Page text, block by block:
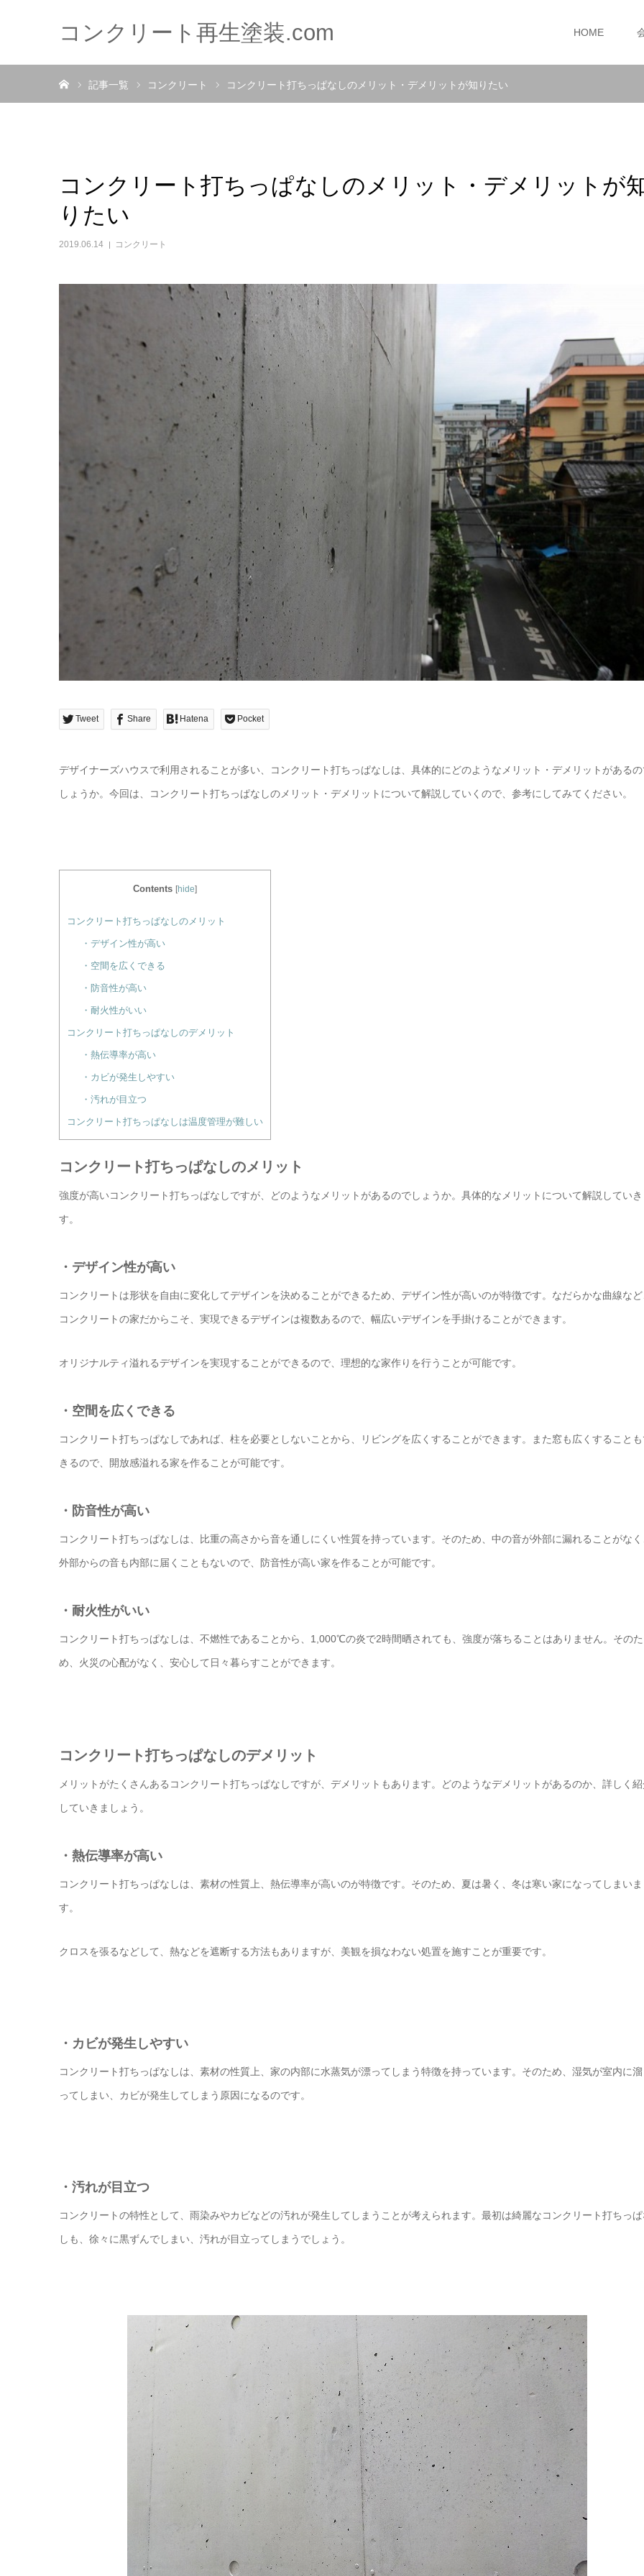
コンクリート再生塗装.com HOME
記事一覧 コンクリート コンクリート打ちっぱなしのメリット・デメリットが知りたい
コンクリート打ちっぱなしのメリット・デメリットが
りたい
2019.06.14 コンクリート
Tweet Share Hatena Pocket
デザイナーズハウスで利用されることが多い、コンクリート打ちっぱなしは、具体的にどのようなメリット・デメリットがある
しょうか。今回は、コンクリート打ちっぱなしのメリット・デメリットについて解説していくので、参考にしてみてください。
Contents [hide]
コンクリート打ちっぱなしのメリット
・デザイン性が高い
・空間を広くできる
・防音性が高い
・耐火性がいい
コンクリート打ちっぱなしのデメリット
・熱伝導率が高い
・カビが発生しやすい
・汚れが目立つ
コンクリート打ちっぱなしは温度管理が難しい
コンクリート打ちっぱなしのメリット
強度が高いコンクリート打ちっぱなしですが、どのようなメリットがあるのでしょうか。具体的なメリットについて解説してい
す。
・デザイン性が高い
コンクリートは形状を自由に変化してデザインを決めることができるため、デザイン性が高いのが特徴です。なだらかな曲線な
コンクリートの家だからこそ、実現できるデザインは複数あるので、幅広いデザインを手掛けることができます。
オリジナルティ溢れるデザインを実現することができるので、理想的な家作りを行うことが可能です。
・空間を広くできる
コンクリート打ちっぱなしであれば、柱を必要としないことから、リビングを広くすることができます。また窓も広くすること
きるので、開放感溢れる家を作ることが可能です。
・防音性が高い
コンクリート打ちっぱなしは、比重の高さから音を通しにくい性質を持っています。そのため、中の音が外部に漏れることがな
外部からの音も内部に届くこともないので、防音性が高い家を作ることが可能です。
・耐火性がいい
コンクリート打ちっぱなしは、不燃性であることから、1,000℃の炎で2時間晒されても、強度が落ちることはありません。そのた
め、火災の心配がなく、安心して日々暮らすことができます。
コンクリート打ちっぱなしのデメリット
メリットがたくさんあるコンクリート打ちっぱなしですが、デメリットもあります。どのようなデメリットがあるのか、詳しく
していきましょう。
・熱伝導率が高い
コンクリート打ちっぱなしは、素材の性質上、熱伝導率が高いのが特徴です。そのため、夏は暑く、冬は寒い家になってしまいま
す。
クロスを張るなどして、熱などを遮断する方法もありますが、美観を損なわない処置を施すことが重要です。
・カビが発生しやすい
コンクリート打ちっぱなしは、素材の性質上、家の内部に水蒸気が漂ってしまう特徴を持っています。そのため、湿気が室内に
ってしまい、カビが発生してしまう原因になるのです。
・汚れが目立つ
コンクリートの特性として、雨染みやカビなどの汚れが発生してしまうことが考えられます。最初は綺麗なコンクリート打ちっ
しも、徐々に黒ずんでしまい、汚れが目立ってしまうでしょう。